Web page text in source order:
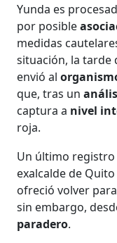
Yunda es
por posible
medidas
situación, la tarde
envió al
que, tras un
captura a nivel
roja.
Un último
exalcalde de
ofreció volver
sin embargo,
paradero.